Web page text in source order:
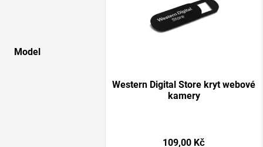
Model
Western Digital Store kryt webové
kamery
109,00 Kč